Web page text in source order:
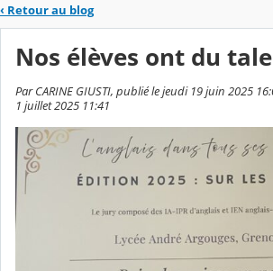
‹ Retour au blog
Nos élèves ont du
Par CARINE GIUSTI, publié le jeudi 19 juin 2025
1 juillet 2025 11:41